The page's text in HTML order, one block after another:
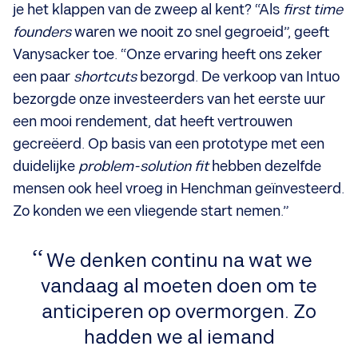
je het klappen van de zweep al kent? “Als first time
founderswaren we nooit zo snel gegroeid”, geeft
Vanysacker toe. “Onze ervaring heeft ons zeker
een paar shortcutsbezorgd. De verkoop van Intuo
bezorgde onze investeerders van het eerste uur
een mooi rendement, dat heeft vertrouwen
gecreëerd. Op basis van een prototype met een
duidelijke problem-solution fit hebben dezelfde
mensen ook heel vroeg in Henchman geïnvesteerd.
Zo konden we een vliegende start nemen.”
We denken continu na wat we
vandaag al moeten doen om te
anticiperen op overmorgen. Zo
hadden we al iemand